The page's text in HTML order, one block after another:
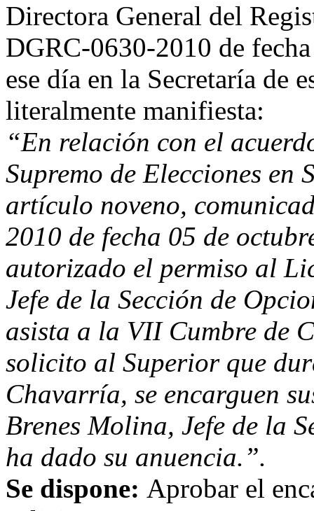
Directora General del
DGRC-0630-2010 de
ese día en la Secretaría de
literalmente manifiesta:
“En relación con el
Supremo de Elecciones
artículo noveno,
2010 de fecha 05 de
autorizado el permiso al
Jefe de la Sección de
asista a la VII Cumbre de
solicito al Superior que
Chavarría, se encarguen
Brenes Molina, Jefe de la
ha dado su anuencia.”.
Se dispone: Aprobar el